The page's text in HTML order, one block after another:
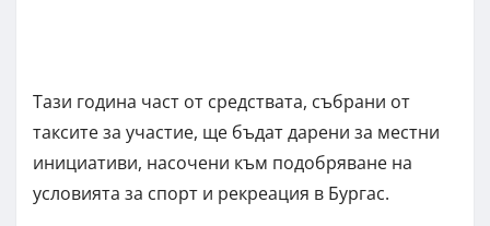
Тази година част от средствата, събрани от
таксите за участие, ще бъдат дарени за местни
инициативи, насочени към подобряване на
условията за спорт и рекреация в Бургас.